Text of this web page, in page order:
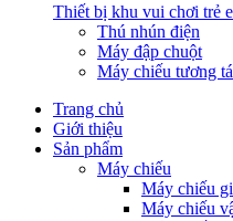
Thiết bị khu vui chơi trẻ
Thú nhún điện
Máy đập chuột
Máy chiếu tương
Trang chủ
Giới thiệu
Sản phẩm
Máy chiếu
Máy chiếu
Máy chiếu